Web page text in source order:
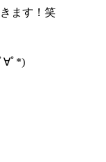
ます！笑
∀ﾟ*)